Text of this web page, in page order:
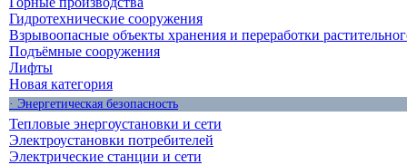
Гидротехнические сооружения
Взрывоопасные объекты хранения и переработки
Подъёмные сооружения
Лифты
Новая категория
· Энергетическая безопасность
Тепловые энергоустановки и сети
Электроустановки потребителей
Электрические станции и сети